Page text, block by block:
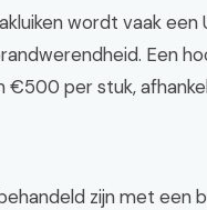
wordt vaak
Een
per stuk,
zijn met een